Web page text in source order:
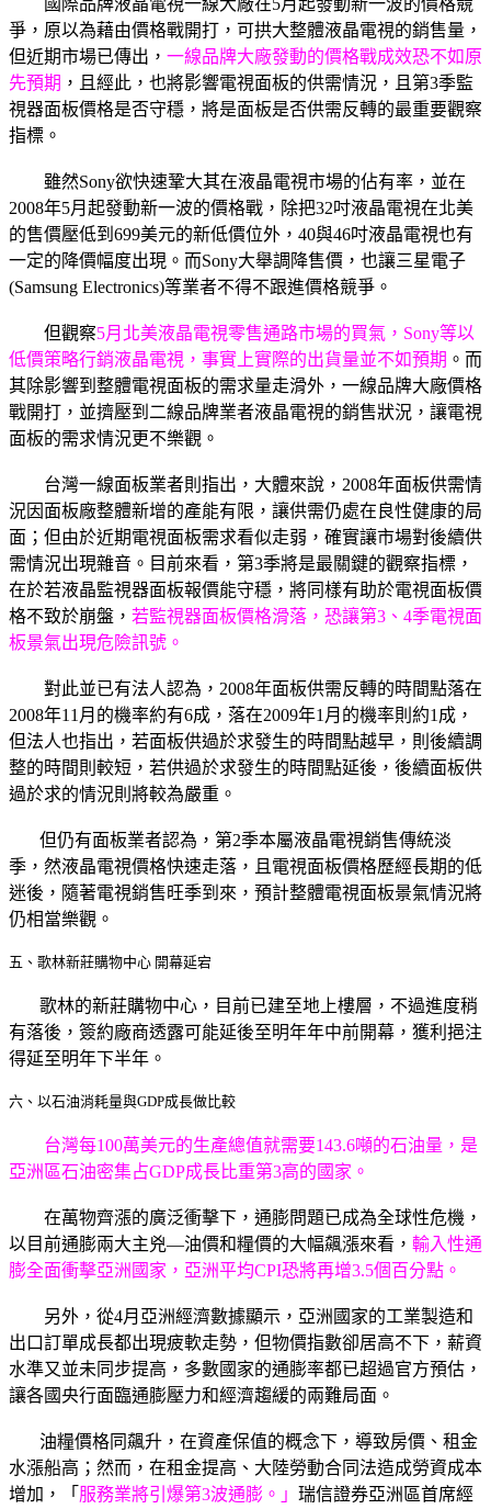
爭，原以為藉由價格戰開打，可拱大整體液晶電視的銷售量，
但近期市場已傳出， 一線品牌大廠發動的價格戰成效恐不如原
先預期 ，且經此，也將影響電視面板的供需情況，且第3季監
視器面板價格是否守穩，將是面板是否供需反轉的最重要觀察
指標。
雖然Sony欲快速鞏大其在液晶電視市場的佔有率，並在
2008年5月起發動新一波的價格戰，除把32吋液晶電視在北美
的售價壓低到699美元的新低價位外，40與46吋液晶電視也有
一定的降價幅度出現。而Sony大舉調降售價，也讓三星電子
(Samsung Electronics)等業者不得不跟進價格競爭。
但觀察5月北美液晶電視零售通路市場的買氣，Sony等以
低價策略行銷液晶電視，事實上實際的出貨量並不如預期 。而
其除影響到整體電視面板的需求量走滑外，一線品牌大廠價格
戰開打，並擠壓到二線品牌業者液晶電視的銷售狀況，讓電視
面板的需求情況更不樂觀。
台灣一線面板業者則指出，大體來說，2008年面板供需情
況因面板廠整體新增的產能有限，讓供需仍處在良性健康的局
面；但由於近期電視面板需求看似走弱，確實讓市場對後續供
需情況出現雜音。目前來看，第3季將是最關鍵的觀察指標，
在於若液晶監視器面板報價能守穩，將同樣有助於電視面板價
格不致於崩盤， 若監視器面板價格滑落，恐讓第3、4季電視面
板景氣出現危險訊號。
對此並已有法人認為，2008年面板供需反轉的時間點落在
2008年11月的機率約有6成，落在2009年1月的機率則約1成，
但法人也指出，若面板供過於求發生的時間點越早，則後續調
整的時間則較短，若供過於求發生的時間點延後，後續面板供
過於求的情況則將較為嚴重。
但仍有面板業者認為，第2季本屬液晶電視銷售傳統淡
季，然液晶電視價格快速走落，且電視面板價格歷經長期的低
迷後，隨著電視銷售旺季到來，預計整體電視面板景氣情況將
仍相當樂觀。
五、歌林新莊購物中心 開幕延宕
歌林的新莊購物中心，目前已建至地上樓層，不過進度稍
有落後，簽約廠商透露可能延後至明年年中前開幕，獲利挹注
得延至明年下半年。
六、以石油消耗量與GDP成長做比較
台灣每100萬美元的生產總值就需要143.6噸的石油量，是
亞洲區石油密集占GDP成長比重第3高的國家。
在萬物齊漲的廣泛衝擊下，通膨問題已成為全球性危機，
以目前通膨兩大主兇—油價和糧價的大幅飆漲來看， 輸入性通
膨全面衝擊亞洲國家，亞洲平均CPI恐將再增3.5個百分點。
另外，從4月亞洲經濟數據顯示，亞洲國家的工業製造和
出口訂單成長都出現疲軟走勢，但物價指數卻居高不下，薪資
水準又並未同步提高，多數國家的通膨率都已超過官方預估，
讓各國央行面臨通膨壓力和經濟趨緩的兩難局面。
油糧價格同飆升，在資產保值的概念下，導致房價、租金
水漲船高；然而，在租金提高、大陸勞動合同法造成勞資成本
增加，「 服務業將引爆第3波通膨。」 瑞信證券亞洲區首席經